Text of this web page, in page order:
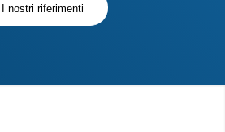
I nostri riferimenti